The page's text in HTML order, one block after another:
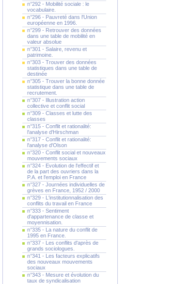
n°292 - Mobilité sociale : le
vocabulaire.
n°296 - Pauvreté dans l'Union
européenne en 1996.
n°299 - Retrouver des données
dans une table de mobilité en
valeur absolue
n°301 - Salaire, revenu et
patrimoine.
n°303 - Trouver des données
statistiques dans une table de
destinée
n°305 - Trouver la bonne donnée
statistique dans une table de
recrutement.
n°307 - Illustration action
collective et conflit social
n°309 - Classes et lutte des
classes
n°315 - Conflit et rationalité:
l'analyse d'Hirschman
n°317 - Conflit et rationalité:
l'analyse d'Olson
n°320 - Conflit social et nouveaux
mouvements sociaux
n°324 - Evolution de l'effectif et
de la part des ouvriers dans la
P.A. et l'emploi en France
n°327 - Journées individuelles de
grèves en France, 1952 / 2000
n°329 - L'institutionnalisation des
conflits du travail en France
n°333 - Sentiment
d'appartenance de classe et
moyennisation.
n°335 - La nature du conflit de
1995 en France.
n°337 - Les conflits d'après de
grands sociologues.
n°341 - Les facteurs explicatifs
des nouveaux mouvements
sociaux
n°343 - Mesure et évolution du
taux de syndicalisation